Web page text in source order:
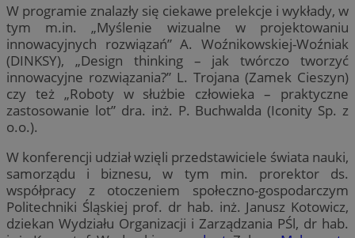
W programie znalazły się ciekawe prelekcje i wykłady, w
tym m.in. „Myślenie wizualne w projektowaniu
innowacyjnych rozwiązań” A. Woźnikowskiej-Woźniak
(DINKSY), „Design thinking – jak twórczo tworzyć
innowacyjne rozwiązania?” L. Trojana (Zamek Cieszyn)
czy też „Roboty w służbie człowieka – praktyczne
zastosowanie lot” dra. inż. P. Buchwalda (Iconity Sp. z
o.o.).
W konferencji udział wzięli przedstawiciele świata nauki,
samorządu i biznesu, w tym min. prorektor ds.
współpracy z otoczeniem społeczno-gospodarczym
Politechniki Śląskiej prof. dr hab. inż. Janusz Kotowicz,
dziekan Wydziału Organizacji i Zarządzania PŚl, dr hab.